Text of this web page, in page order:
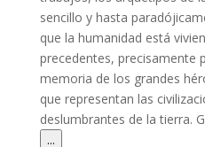
sencillo y hasta
que la humanidad está
precedentes, precisamente
memoria de los grandes
que representan las
deslumbrantes de la tierra.
...Toggle